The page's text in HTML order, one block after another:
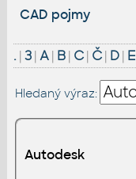
CAD pojmy
.| 3| A| B| C| Č| D| E
Hledaný výraz:
Autodesk